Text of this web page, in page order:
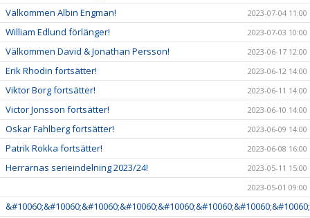
Välkommen Albin Engman! 2023-07-04 11:00
William Edlund förlänger! 2023-07-03 10:00
Välkommen David & Jonathan Persson! 2023-06-17 12:00
Erik Rhodin fortsätter! 2023-06-12 14:00
Viktor Borg fortsätter! 2023-06-11 14:00
Victor Jonsson fortsätter! 2023-06-10 14:00
Oskar Fahlberg fortsätter! 2023-06-09 14:00
Patrik Rokka fortsätter! 2023-06-08 16:00
Herrarnas serieindelning 2023/24!
2023-05-11 15:00
2023-05-01 09:00